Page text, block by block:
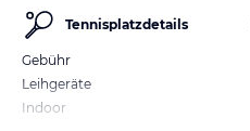
Tennisplatzdetails
Gebühr
Leihgeräte
Indoor